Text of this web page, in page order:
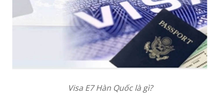
Visa E7 Hàn Quốc là gì?